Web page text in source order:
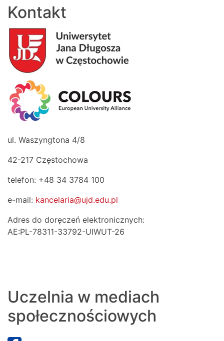
Kontakt
ul. Waszyngtona 4/8
42-217 Częstochowa
telefon: +48 34 3784 100
e-mail: kancelaria@ujd.edu.pl
Adres do doręczeń elektronicznych:
AE:PL-78311-33792-UIWUT-26
Uczelnia w mediach
społecznościowych